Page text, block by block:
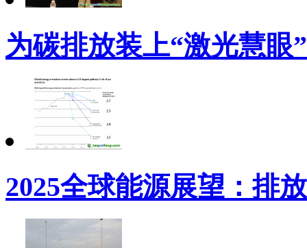
为碳排放装上“激光慧眼”
2025全球能源展望：排